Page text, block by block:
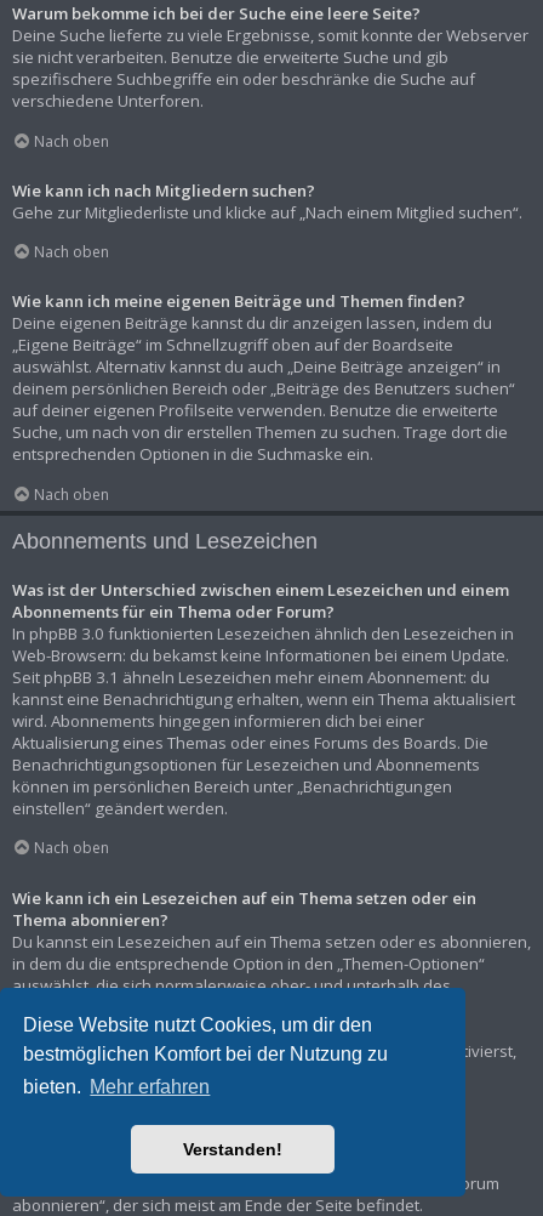
Diese Website nutzt Cookies, um dir den
bestmöglichen Komfort bei der Nutzung zu
bieten. Mehr erfahren
Verstanden!
Warum bekomme ich bei der Suche eine leere Seite?
Deine Suche lieferte zu viele Ergebnisse, somit konnte der Webserver
sie nicht verarbeiten. Benutze die erweiterte Suche und gib
spezifischere Suchbegriffe ein oder beschränke die Suche auf
verschiedene Unterforen.
Nach oben
Wie kann ich nach Mitgliedern suchen?
Gehe zur Mitgliederliste und klicke auf „Nach einem Mitglied suchen“.
Nach oben
Wie kann ich meine eigenen Beiträge und Themen finden?
Deine eigenen Beiträge kannst du dir anzeigen lassen, indem du
„Eigene Beiträge“ im Schnellzugriff oben auf der Boardseite
auswählst. Alternativ kannst du auch „Deine Beiträge anzeigen“ in
deinem persönlichen Bereich oder „Beiträge des Benutzers suchen“
auf deiner eigenen Profilseite verwenden. Benutze die erweiterte
Suche, um nach von dir erstellen Themen zu suchen. Trage dort die
entsprechenden Optionen in die Suchmaske ein.
Nach oben
Abonnements und Lesezeichen
Was ist der Unterschied zwischen einem Lesezeichen und einem
Abonnements für ein Thema oder Forum?
In phpBB 3.0 funktionierten Lesezeichen ähnlich den Lesezeichen in
Web-Browsern: du bekamst keine Informationen bei einem Update.
Seit phpBB 3.1 ähneln Lesezeichen mehr einem Abonnement: du
kannst eine Benachrichtigung erhalten, wenn ein Thema aktualisiert
wird. Abonnements hingegen informieren dich bei einer
Aktualisierung eines Themas oder eines Forums des Boards. Die
Benachrichtigungsoptionen für Lesezeichen und Abonnements
können im persönlichen Bereich unter „Benachrichtigungen
einstellen“ geändert werden.
Nach oben
Wie kann ich ein Lesezeichen auf ein Thema setzen oder ein
Thema abonnieren?
Du kannst ein Lesezeichen auf ein Thema setzen oder es abonnieren,
in dem du die entsprechende Option in den „Themen-Optionen“
auswählst, die sich normalerweise ober- und unterhalb des
Wenn du bei der Antwort auf ein Thema die Option „Mich
benachrichtigen, sobald eine Antwort geschrieben wurde“ aktivierst,
Wie kann ich ein Forum abonnieren?
Um ein Forum zu abonnieren, verwende im Forum den Link „Forum
abonnieren“, der sich meist am Ende der Seite befindet.